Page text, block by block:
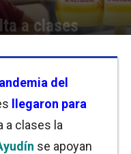
a clases
del
llegaron para
a clases la
se apoyan